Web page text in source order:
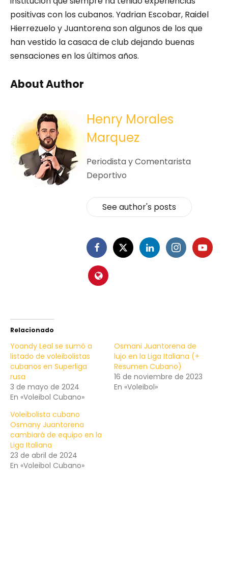
positivas con los cubanos. Yadrian Escobar, Raidel
Hierrezuelo y Juantorena son algunos de los que
han vestido la casaca de club dejando buenas
sensaciones en los últimos años.
About Author
Henry Morales
Marquez
Periodista y Comentarista
Deportivo
See author's posts
Relacionado
Yoandy Leal se sumó a
listado de voleibolistas
cubanos en Superliga
rusa
3 de mayo de 2024
En «Voleibol Cubano»
Osmani Juantorena de
lujo en la Liga Italiana (+
Resumen Cubano)
16 de noviembre de 2023
En «Voleibol»
Voleibolista cubano
Osmany Juantorena
cambiará de equipo en la
Liga Italiana
23 de abril de 2024
En «Voleibol Cubano»